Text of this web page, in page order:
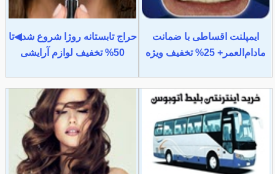
ایمپلنت اقساطی با ضمانت
مادام‌العمر+ 25% تخفیف ویژه
حراج تابستانه روژا شروع شد◀تا
50% تخفیف لوازم آرایشی